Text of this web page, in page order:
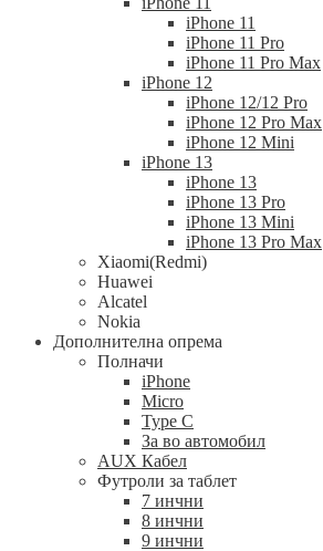
iPhone 11
iPhone 11 Pro
iPhone 11 Pro Max
iPhone 12
iPhone 12/12 Pro
iPhone 12 Pro Max
iPhone 12 Mini
iPhone 13
iPhone 13
iPhone 13 Pro
iPhone 13 Mini
iPhone 13 Pro Max
Xiaomi(Redmi)
Huawei
Alcatel
Nokia
Дополнителна опрема
Полначи
iPhone
Micro
Type C
За во автомобил
AUX Кабел
Футроли за таблет
7 инчни
8 инчни
9 инчни